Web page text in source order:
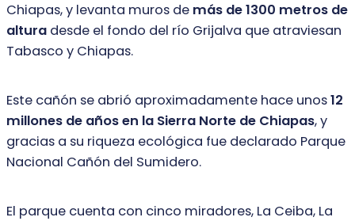
Chiapas, y levanta muros de más de 1300 metros de
altura desde el fondo del río Grijalva que atraviesan
Tabasco y Chiapas.
Este cañón se abrió aproximadamente hace unos12
millones de años en la Sierra Norte de Chiapas, y
gracias a su riqueza ecológica fue declarado Parque
Nacional Cañón del Sumidero.
El parque cuenta con cinco miradores, La Ceiba, La